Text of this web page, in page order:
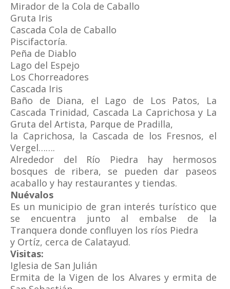
Mirador de la Cola de Caballo
Gruta Iris
Cascada Cola de Caballo
Piscifactoría.
Peña de Diablo
Lago del Espejo
Los Chorreadores
Cascada Iris
Baño de Diana, el Lago de Los Patos, La
Cascada Trinidad, Cascada La Caprichosa y La
Gruta del Artista, Parque de Pradilla,
la Caprichosa, la Cascada de los Fresnos, el
Vergel…….
Alrededor del Río Piedra hay hermosos
bosques de ribera, se pueden dar paseos
acaballo y hay restaurantes y tiendas.
Nuévalos
Es un municipio de gran interés turístico que
se encuentra junto al embalse de la
Tranquera donde confluyen los ríos Piedra
y Ortíz, cerca de Calatayud.
Visitas:
Iglesia de San Julián
Ermita de la Vigen de los Alvares y ermita de